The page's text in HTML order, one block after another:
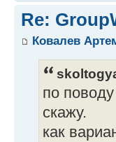
Re:
Ковалев
по
скажу.
как